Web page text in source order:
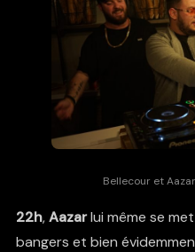
Bellecour et
22h,Aazarlui même se
bangers et bien